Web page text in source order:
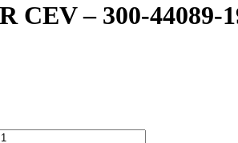
CEV – 300-44089-